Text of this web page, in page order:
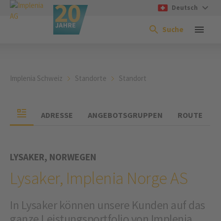
Deutsch
Suche
Implenia Schweiz Standorte Standort
ADRESSE ANGEBOTSGRUPPEN ROUTE
LYSAKER, NORWEGEN
Lysaker, Implenia Norge AS
In Lysaker können unsere Kunden auf das